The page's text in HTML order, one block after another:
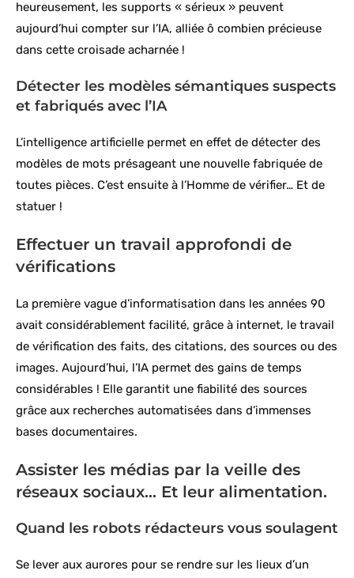
heureusement, les supports « sérieux » peuvent
aujourd’hui compter sur l’IA, alliée ô combien précieuse
dans cette croisade acharnée !
Détecter les modèles sémantiques suspects
et fabriqués avec l’IA
L’intelligence artificielle permet en effet de détecter des
modèles de mots présageant une nouvelle fabriquée de
toutes pièces. C’est ensuite à l’Homme de vérifier… Et de
statuer !
Effectuer un travail approfondi de
vérifications
La première vague d’informatisation dans les années 90
avait considérablement facilité, grâce à internet, le travail
de vérification des faits, des citations, des sources ou des
images. Aujourd’hui, l’IA permet des gains de temps
considérables ! Elle garantit une fiabilité des sources
grâce aux recherches automatisées dans d’immenses
bases documentaires.
Assister les médias par la veille des
réseaux sociaux… Et leur alimentation.
Quand les robots rédacteurs vous soulagent
Se lever aux aurores pour se rendre sur les lieux d’un